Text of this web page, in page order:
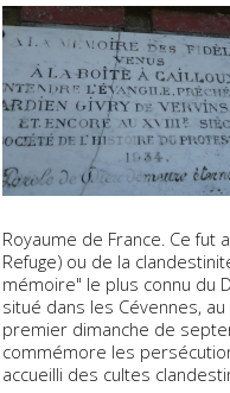
Royaume de France. Ce
Refuge) ou de la
mémoire" le plus connu du
situé dans les Cévennes,
premier dimanche de
commémore les
accueilli des cultes